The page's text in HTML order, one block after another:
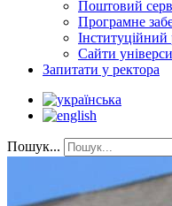
Поштовий
Програмне
Інституційний
Сайти
Запитати у ректора
Пошук...